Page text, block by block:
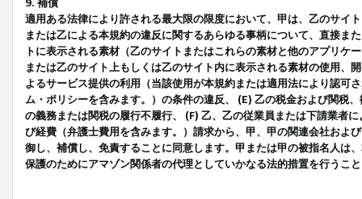
9. 補償
適用ある法律により許される最大限の限度において、甲は、乙のサイ
または乙による本規約の違反に関するあらゆる事柄について、直接ま
トに表示される素材（乙のサイトまたはこれらの素材と他のアプリ
または乙のサイト上もしくは乙のサイト内に表示される素材の使用、
よるサービス提供の利用（当該使用が本規約または適用法により認可
ム・ポリシーを含みます。）の条件の違反、 (E) 乙の税金および関税
の義務または関税の履行不履行、 (F) 乙、乙の従業員または下請業者
び経費（弁護士費用を含みます。）請求から、甲、甲の関連会社およ
御し、補償し、免責することに同意します。甲または甲の被指名人は
保護のためにアマゾン関係者の代理としていかなる法的措置を行うこ